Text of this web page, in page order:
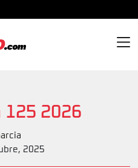
125 2026
2025